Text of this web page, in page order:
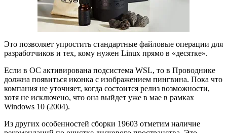
Это позволяет упростить стандартные файловые операции для
разработчиков и тех, кому нужен Linux прямо в «десятке».
Если в ОС активирована подсистема WSL, то в Проводнике
должна появиться иконка с изображением пингвина. Пока что
компания не уточняет, когда состоится релиз возможности,
хотя не исключено, что она выйдет уже в мае в рамках
Windows 10 (2004).
Из других особенностей сборки 19603 отметим наличие